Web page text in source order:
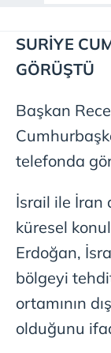
SURİYE
GÖRÜŞTÜ
Başkan
telefonda
İsrail ile İran
küresel
Erdoğan,
bölgeyi
ortamının
olduğunu